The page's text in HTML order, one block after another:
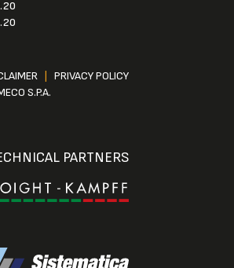
PRIVACY POLICY
S.P.A.
PARTNERS